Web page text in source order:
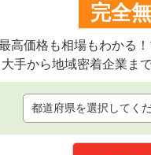
完全
高価格も相場もわかる
大手から地域密着企業まで